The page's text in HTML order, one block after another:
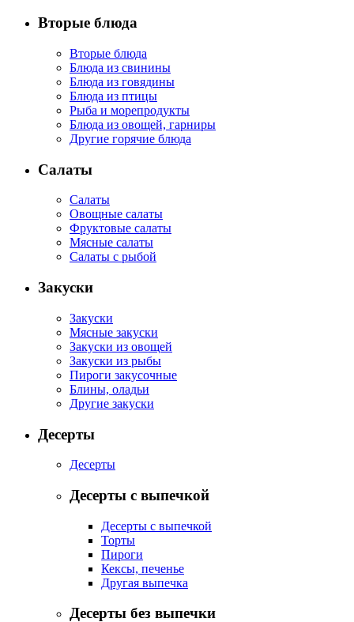
Вторые блюда
Вторые блюда
Блюда из свинины
Блюда из говядины
Блюда из птицы
Рыба и морепродукты
Блюда из овощей, гарниры
Другие горячие блюда
Салаты
Салаты
Овощные салаты
Фруктовые салаты
Мясные салаты
Салаты с рыбой
Закуски
Закуски
Мясные закуски
Закуски из овощей
Закуски из рыбы
Пироги закусочные
Блины, оладьи
Другие закуски
Десерты
Десерты
Десерты с выпечкой
Десерты с выпечкой
Торты
Пироги
Кексы, печенье
Другая выпечка
Десерты без выпечки